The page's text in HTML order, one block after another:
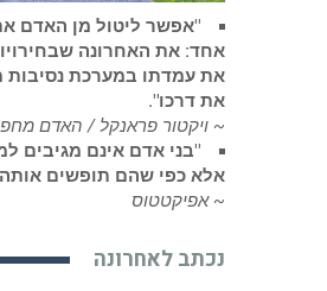
"אפשר ליטול מן האדם
אחד: את האחרונה
את עמדתו במערכת נסיבות
את דרכו".
~ ויקטור פראנקל / האדם
"בני אדם אינם מגיבים
אלא כפי שהם תופשים
~ אפיקטטוס
נכתב לאחרונה